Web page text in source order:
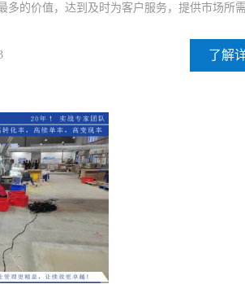
多的价值，达到及时为客户服务，提供市场所
了解